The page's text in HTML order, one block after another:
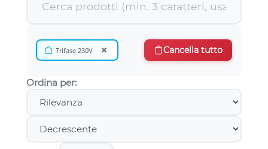
Trifase 230V × Cancella tutto
Ordina per: